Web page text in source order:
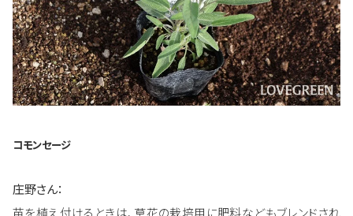
コモンセージ
庄野さん：
苗を植え付けるときは、草花の栽培用に肥料などもブレンドされ